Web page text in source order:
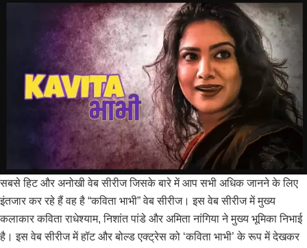
सबसे हिट और अनोखी वेब सीरीज जिसके बारे में आप सभी अधिक जानने के लिए
इंतजार कर रहे हैं वह है “कविता भाभी” वेब सीरीज। इस वेब सीरीज में मुख्य
कलाकार कविता राधेश्याम, निशांत पांडे और अमिता नांगिया ने मुख्य भूमिका निभाई
है। इस वेब सीरीज में हॉट और बोल्ड एक्ट्रेस को ‘कविता भाभी’ के रूप में देखकर